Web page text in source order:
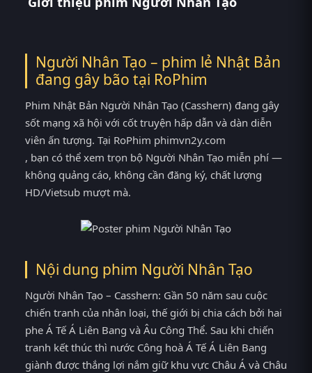
Người Nhân Tạo – phim lẻ Nhật Bản
đang gây bão tại RoPhim
Phim Nhật Bản Người Nhân Tạo (Casshern) đang gây
sốt mạng xã hội với cốt truyện hấp dẫn và dàn diễn
viên ấn tượng. Tại RoPhim phimvn2y.com
, bạn có thể xem trọn bộ Người Nhân Tạo miễn phí —
không quảng cáo, không cần đăng ký, chất lượng
HD/Vietsub mượt mà.
Nội dung phim Người Nhân Tạo
Người Nhân Tạo – Casshern: Gần 50 năm sau cuộc
chiến tranh của nhân loại, thế giới bị chia cách bởi hai
phe Á Tế Á Liên Bang và Âu Công Thể. Sau khi chiến
tranh kết thúc thì nước Công hoà Á Tế Á Liên Bang
giành được thắng lợi nắm giữ khu vực Châu Á và Châu